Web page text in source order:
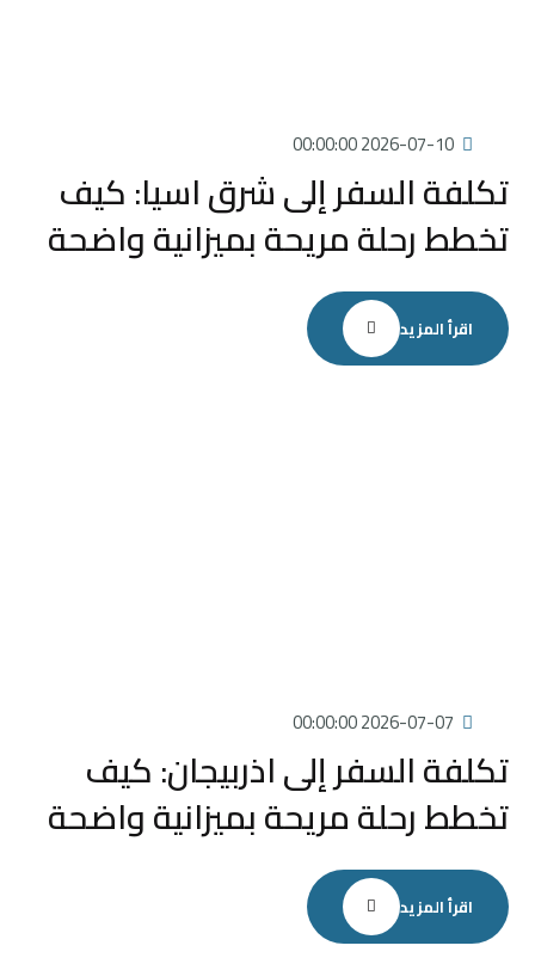
2026-07-10 00:00:00
تكلفة السفر إلى شرق اسيا: كيف
تخطط رحلة مريحة بميزانية واضحة
اقرأ المزيد
2026-07-07 00:00:00
تكلفة السفر إلى اذربيجان: كيف
تخطط رحلة مريحة بميزانية واضحة
اقرأ المزيد